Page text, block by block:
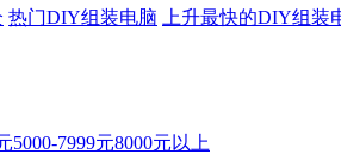
热门DIY组装电脑 上升最快的DIY组装
5000-7999元8000元以上